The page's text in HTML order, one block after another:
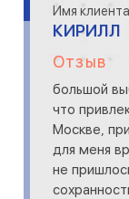
Имя
КИРИЛЛ
Отзыв
большой
что
Москве,
для меня
не